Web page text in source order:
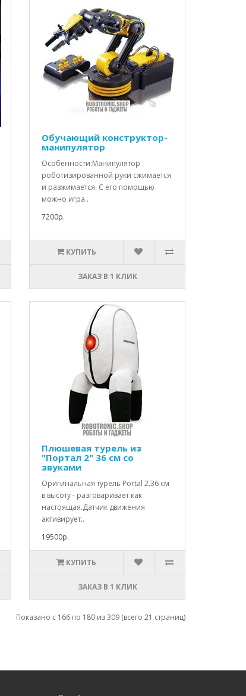
Обучающий конструктор-
манипулятор
Особенности:Манипулятор
роботизированной руки сжимается
и разжимается. С его помощью
можно игра..
7200р.
КУПИТЬ
ЗАКАЗ В 1 КЛИК
Плюшевая турель из
"Портал 2" 36 см со
звуками
Оригинальная турель Portal 2.36 см
в высоту - разговаривает как
настоящая.Датчик движения
активирует..
19500р.
КУПИТЬ
ЗАКАЗ В 1 КЛИК
Показано с 166 по 180 из 309 (всего 21 страниц)